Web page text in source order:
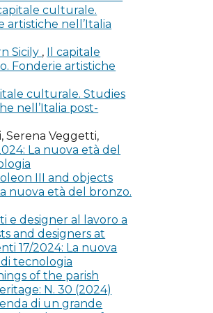
Roma: De Luca
Editori.
Venezia: Marsilio
in
capitale culturale.
artistiche nell’Italia
Sicily ,
Il capitale
Fonderie artistiche
culturale. Studies
nell’Italia post-
Serena Veggetti,
La nuova età del
III and objects
nuova età del bronzo.
e designer al lavoro a
and designers at
17/2024: La nuova
di tecnologia
of the parish
N. 30 (2024)
di un grande